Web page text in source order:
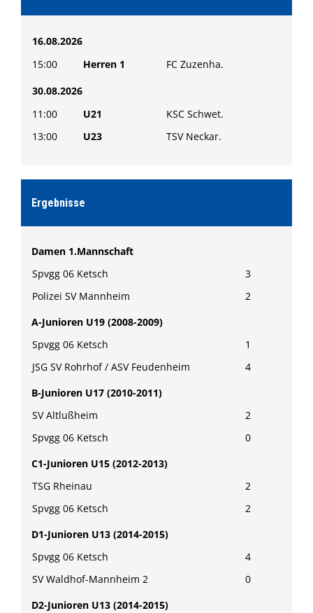
16.08.2026
15:00
Herren 1
FC Zuzenha.
30.08.2026
11:00
U21
KSC Schwet.
13:00
U23 TSV Neckar.
Ergebnisse
Damen 1.Mannschaft
Spvgg 06 Ketsch
3
Polizei SV Mannheim
2
A-Junioren U19 (2008-2009)
Spvgg 06 Ketsch
1
JSG SV Rohrhof / ASV Feudenheim
4
B-Junioren U17 (2010-2011)
SV Altlußheim
2
Spvgg 06 Ketsch
0
C1-Junioren U15 (2012-2013)
TSG Rheinau
2
Spvgg 06 Ketsch
2
D1-Junioren U13 (2014-2015)
Spvgg 06 Ketsch
4
SV Waldhof-Mannheim 2
0
D2-Junioren U13 (2014-2015)